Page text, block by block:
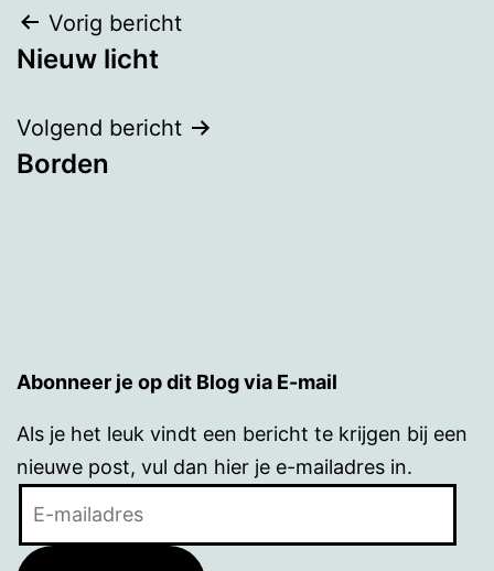
Bericht
navigatie
Vorig bericht
Nieuw licht
Volgend bericht
Borden
Abonneer je op dit Blog via E-mail
Als je het leuk vindt een bericht te krijgen bij een
nieuwe post, vul dan hier je e-mailadres in.